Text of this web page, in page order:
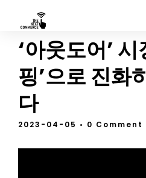
‘아웃도어’ 시
핑’으로 진화
다
2023-04-05 • 0 Comment